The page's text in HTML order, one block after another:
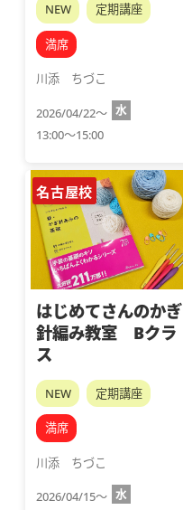
NEW 定期講座
満席
川添　ちづこ
2026/04/22～ 水
13:00～15:00
名古屋校
はじめてさんのかぎ
針編み教室 Bクラ
ス
NEW 定期講座
満席
川添　ちづこ
2026/04/15～ 水